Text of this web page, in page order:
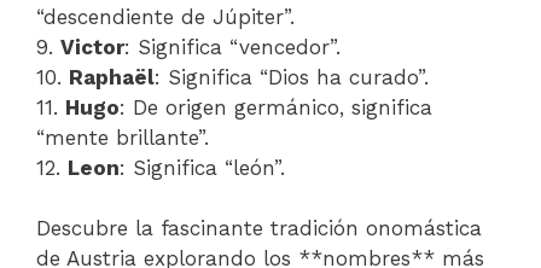
“descendiente de Júpiter”.
9. Victor: Significa “vencedor”.
10. Raphaël: Significa “Dios ha curado”.
11. Hugo: De origen germánico, significa
“mente brillante”.
12. Leon: Significa “león”.
Descubre la fascinante tradición onomástica
de Austria explorando los **nombres** más